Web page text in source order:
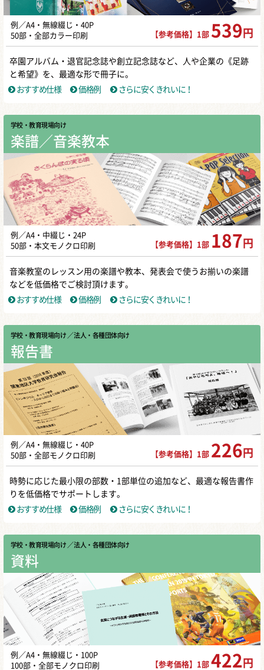
例／A4・無線綴じ・40P
50部・全部カラー印刷
【参考価格】1部 539 円
卒園アルバム・退官記念誌や創立記念誌など、人や企業の《足跡
と希望》を、最適な形で冊子に。
おすすめ仕様
価格例 さらに安くきれいに！
学校・教育現場向け
楽譜／音楽教本
例／A4・中綴じ・24P
50部・本文モノクロ印刷
【参考価格】1部 187 円
音楽教室のレッスン用の楽譜や教本、発表会で使うお揃いの楽譜
などを低価格でご検討頂けます。
おすすめ仕様
価格例 さらに安くきれいに！
学校・教育現場向け ／ 法人・各種団体向け
報告書
例／A4・無線綴じ・40P
50部・全部モノクロ印刷
【参考価格】1部 226 円
時勢に応じた最小限の部数・1部単位の追加など、最適な報告書作
りを低価格でサポートします。
おすすめ仕様
価格例 さらに安くきれいに！
学校・教育現場向け ／ 法人・各種団体向け
資料
例／A4・無線綴じ・100P
100部・全部モノクロ印刷
【参考価格】1部 422 円